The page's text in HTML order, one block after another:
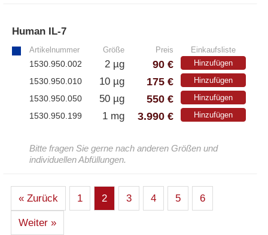
Human IL-7
Artikelnummer Größe Preis Einkaufsliste
1530.950.002 2 µg 90 € Hinzufügen
1530.950.010 10 µg 175 € Hinzufügen
1530.950.050 50 µg 550 € Hinzufügen
1530.950.199 1 mg 3.990 € Hinzufügen
Bitte fragen Sie gerne nach anderen Größen und
individuellen Abfüllungen.
« Zurück 1 2 3 4 5 6
Weiter »